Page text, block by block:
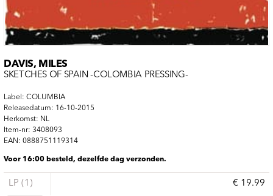
DAVIS, MILES
SKETCHES OF SPAIN -COLOMBIA PRESSING-
Label: COLUMBIA
Releasedatum: 16-10-2015
Herkomst: NL
Item-nr: 3408093
EAN: 0888751119314
Voor 16:00 besteld, dezelfde dag verzonden.
LP (1) € 19.99